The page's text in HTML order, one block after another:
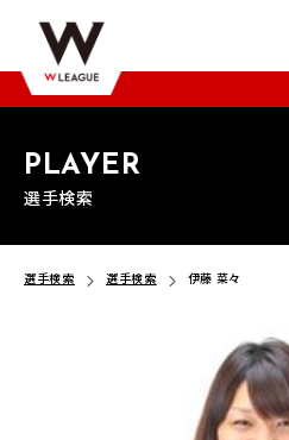
PLAYER
選手検索
選手検索 選手検索 伊藤 菜々